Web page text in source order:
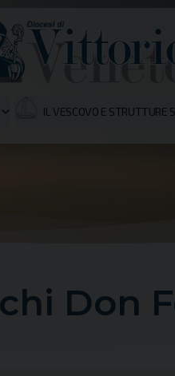
IL VESCOVO E STRUTTURE
Don